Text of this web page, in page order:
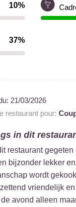
10%
37%
21/03/2026
restaurant pour:
in dit
restaurant
bijzonder lekker
wordt
vriendelijk
avond alleen